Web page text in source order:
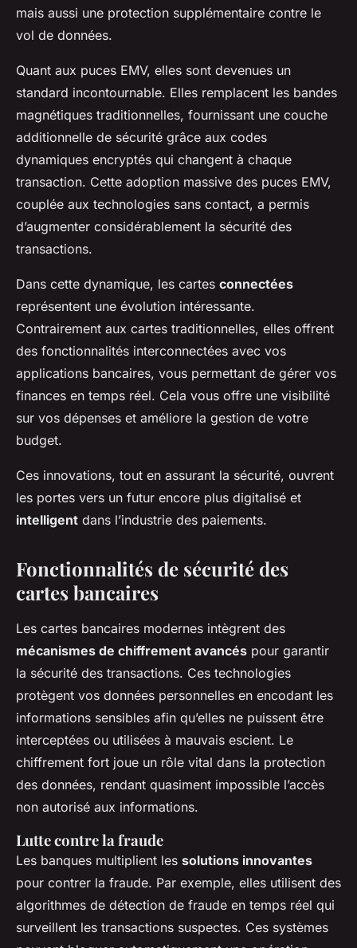
mais aussi une protection supplémentaire contre le
vol de données.
Quant aux puces EMV, elles sont devenues un
standard incontournable. Elles remplacent les bandes
magnétiques traditionnelles, fournissant une couche
additionnelle de sécurité grâce aux codes
dynamiques encryptés qui changent à chaque
transaction. Cette adoption massive des puces EMV,
couplée aux technologies sans contact, a permis
d’augmenter considérablement la sécurité des
transactions.
Dans cette dynamique, les cartes connectées
représentent une évolution intéressante.
Contrairement aux cartes traditionnelles, elles offrent
des fonctionnalités interconnectées avec vos
applications bancaires, vous permettant de gérer vos
finances en temps réel. Cela vous offre une visibilité
sur vos dépenses et améliore la gestion de votre
budget.
Ces innovations, tout en assurant la sécurité, ouvrent
les portes vers un futur encore plus digitalisé et
intelligent dans l’industrie des paiements.
Fonctionnalités de sécurité des
cartes bancaires
Les cartes bancaires modernes intègrent des
mécanismes de chiffrement avancés pour garantir
la sécurité des transactions. Ces technologies
protègent vos données personnelles en encodant les
informations sensibles afin qu’elles ne puissent être
interceptées ou utilisées à mauvais escient. Le
chiffrement fort joue un rôle vital dans la protection
des données, rendant quasiment impossible l’accès
non autorisé aux informations.
Lutte contre la fraude
Les banques multiplient les solutions innovantes
pour contrer la fraude. Par exemple, elles utilisent des
algorithmes de détection de fraude en temps réel qui
surveillent les transactions suspectes. Ces systèmes